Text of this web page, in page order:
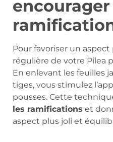
encourager
Pour favoriser un
régulière de votre Pilea
En enlevant les feuilles
tiges, vous stimulez
pousses. Cette
les ramifications et
aspect plus joli et